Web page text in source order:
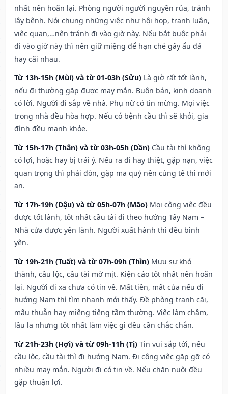
nhất nên hoãn lại. Phòng người người nguyền rủa, tránh
lây bệnh. Nói chung những việc như hội họp, tranh luận,
việc quan,…nên tránh đi vào giờ này. Nếu bắt buộc phải
đi vào giờ này thì nên giữ miệng để hạn ché gây ẩu đả
hay cãi nhau.
Từ 13h-15h (Mùi) và từ 01-03h (Sửu) Là giờ rất tốt lành,
nếu đi thường gặp được may mắn. Buôn bán, kinh doanh
có lời. Người đi sắp về nhà. Phụ nữ có tin mừng. Mọi việc
trong nhà đều hòa hợp. Nếu có bệnh cầu thì sẽ khỏi, gia
đình đều mạnh khỏe.
Từ 15h-17h (Thân) và từ 03h-05h (Dần) Cầu tài thì không
có lợi, hoặc hay bị trái ý. Nếu ra đi hay thiệt, gặp nạn, việc
quan trọng thì phải đòn, gặp ma quỷ nên cúng tế thì mới
an.
Từ 17h-19h (Dậu) và từ 05h-07h (Mão) Mọi công việc đều
được tốt lành, tốt nhất cầu tài đi theo hướng Tây Nam –
Nhà cửa được yên lành. Người xuất hành thì đều bình
yên.
Từ 19h-21h (Tuất) và từ 07h-09h (Thìn) Mưu sự khó
thành, cầu lộc, cầu tài mờ mịt. Kiện cáo tốt nhất nên hoãn
lại. Người đi xa chưa có tin về. Mất tiền, mất của nếu đi
hướng Nam thì tìm nhanh mới thấy. Đề phòng tranh cãi,
mâu thuẫn hay miệng tiếng tầm thường. Việc làm chậm,
lâu la nhưng tốt nhất làm việc gì đều cần chắc chắn.
Từ 21h-23h (Hợi) và từ 09h-11h (Tị) Tin vui sắp tới, nếu
cầu lộc, cầu tài thì đi hướng Nam. Đi công việc gặp gỡ có
nhiều may mắn. Người đi có tin về. Nếu chăn nuôi đều
gặp thuận lợi.